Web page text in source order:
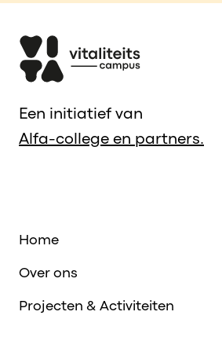
Een initiatief van
Alfa-college en partners.
Home
Over ons
Projecten & Activiteiten